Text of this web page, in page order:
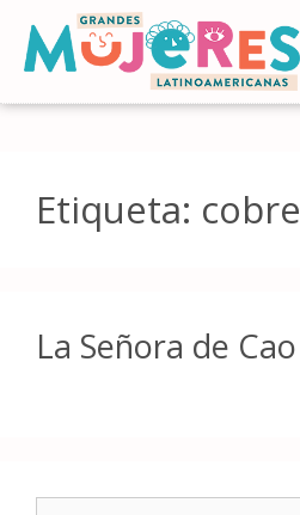
Etiqueta: cobre
La Señora de Cao